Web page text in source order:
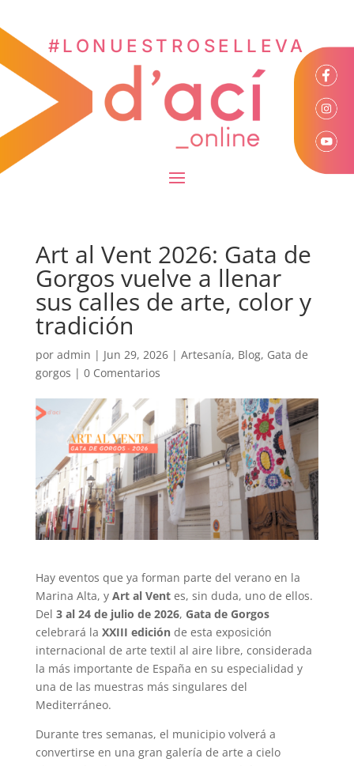
#LONUESTROSELLEVA
Art al Vent 2026: Gata de
Gorgos vuelve a llenar
sus calles de arte, color y
tradición
por admin | Jun 29, 2026| Artesanía, Blog, Gata de
gorgos | 0 Comentarios
Hay eventos que ya forman parte del verano en la
Marina Alta, y Art al Ventes, sin duda, uno de ellos.
Del 3 al 24 de julio de 2026, Gata de Gorgos
celebrará la XXIII ediciónde esta exposición
internacional de arte textil al aire libre, considerada
la más importante de España en su especialidad y
una de las muestras más singulares del
Mediterráneo.
Durante tres semanas, el municipio volverá a
convertirse en una gran galería de arte a cielo